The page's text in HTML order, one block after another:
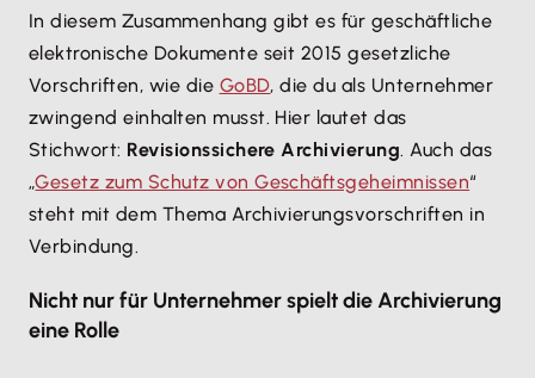
In diesem Zusammenhang gibt es für geschäftliche
elektronische Dokumente seit 2015 gesetzliche
Vorschriften, wie die GoBD, die du als Unternehmer
zwingend einhalten musst. Hier lautet das
Stichwort: Revisionssichere Archivierung. Auch das
„Gesetz zum Schutz von Geschäftsgeheimnissen“
steht mit dem Thema Archivierungsvorschriften in
Verbindung.
Nicht nur für Unternehmer spielt die Archivierung
eine Rolle